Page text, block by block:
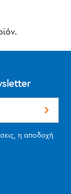
η αποδοχή